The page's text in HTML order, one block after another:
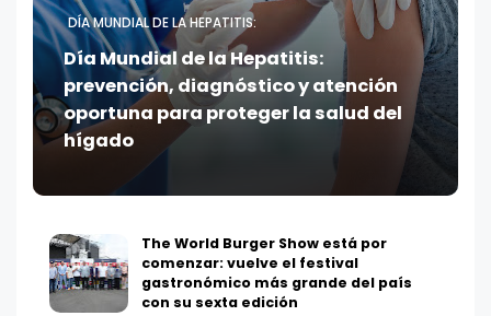
DÍA MUNDIAL DE LA HEPATITIS:
Día Mundial de la Hepatitis:
prevención, diagnóstico y atención
oportuna para proteger la salud del
hígado
The World Burger Show está por
comenzar: vuelve el festival
gastronómico más grande del país
con su sexta edición